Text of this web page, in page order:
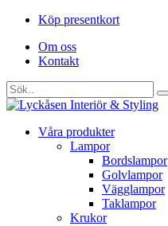
Köp presentkort
Om oss
Kontakt
Våra produkter
Lampor
Bordslampor
Golvlampor
Vägglampor
Taklampor
Krukor